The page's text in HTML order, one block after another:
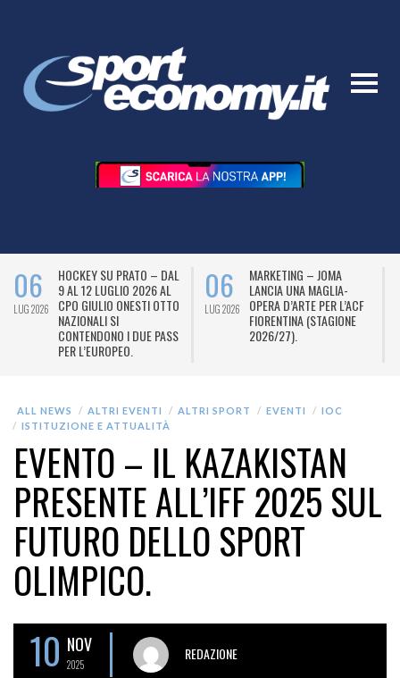
06
LUG 2026
HOCKEY SU PRATO – DAL
9 AL 12 LUGLIO 2026 AL
CPO GIULIO ONESTI OTTO
NAZIONALI SI
CONTENDONO I DUE PASS
PER L’EUROPEO.
06
LUG 2026
MARKETING – JOMA
LANCIA UNA MAGLIA-
OPERA D’ARTE PER L’ACF
FIORENTINA (STAGIONE
2026/27).
ALL NEWS ALTRI EVENTI ALTRI SPORT EVENTI
IOC
ISTITUZIONE E ATTUALITÀ
EVENTO – IL KAZAKISTAN
PRESENTE ALL’IFF 2025 SUL
FUTURO DELLO SPORT
OLIMPICO.
10 NOV
2025
REDAZIONE